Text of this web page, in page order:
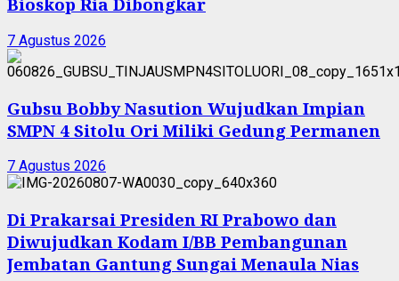
7 Agustus 2026
Gubsu Bobby Nasution Wujudkan Impian
SMPN 4 Sitolu Ori Miliki Gedung Permanen
7 Agustus 2026
Di Prakarsai Presiden RI Prabowo dan
Diwujudkan Kodam I/BB Pembangunan
Jembatan Gantung Sungai Menaula Nias